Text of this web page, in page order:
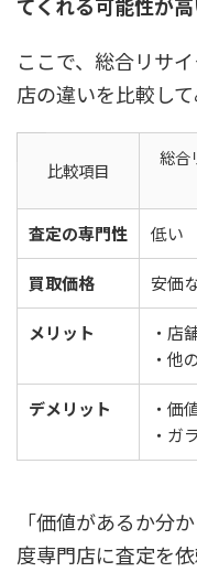
ここで、総合リサ
店の違いを比較して
比較項目
総合
査定の専門性 低い
買取価格 安価
メリット
・店
・他
デメリット
・価
・ガ
「価値があるか分
度専門店に査定を